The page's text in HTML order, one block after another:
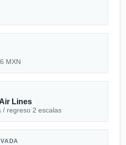
MXN
Lines
/ regreso 2 escalas